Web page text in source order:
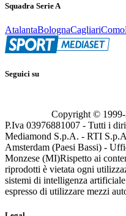
Squadra Serie A
AtalantaBolognaCagliariComo
Seguici su
Copyright © 1999-
P.Iva 03976881007 - Tutti i
Mediamond S.p.A. - RTI
Amsterdam (Paesi Bassi) -
Monzese (MI)Rispetto ai
riprodotti è vietata ogni
sistemi di intelligenza
espresso di utilizzare mezzi